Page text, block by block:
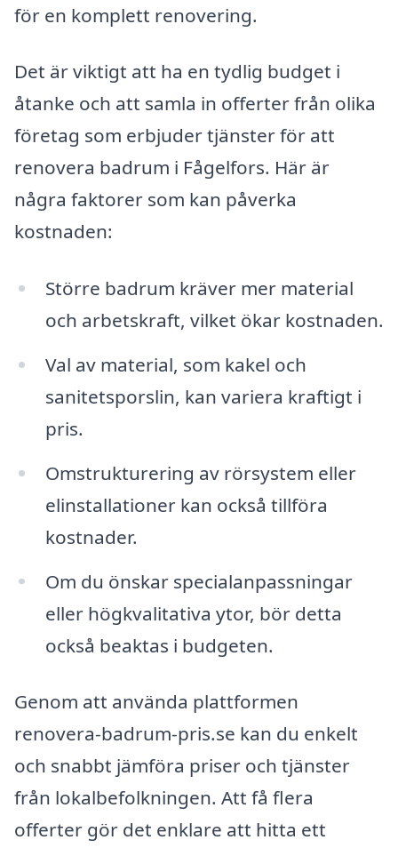
för en komplett renovering.
Det är viktigt att ha en tydlig budget i
åtanke och att samla in offerter från olika
företag som erbjuder tjänster för att
renovera badrum i Fågelfors. Här är
några faktorer som kan påverka
kostnaden:
Större badrum kräver mer material
och arbetskraft, vilket ökar kostnaden.
Val av material, som kakel och
sanitetsporslin, kan variera kraftigt i
pris.
Omstrukturering av rörsystem eller
elinstallationer kan också tillföra
kostnader.
Om du önskar specialanpassningar
eller högkvalitativa ytor, bör detta
också beaktas i budgeten.
Genom att använda plattformen
renovera-badrum-pris.se kan du enkelt
och snabbt jämföra priser och tjänster
från lokalbefolkningen. Att få flera
offerter gör det enklare att hitta ett